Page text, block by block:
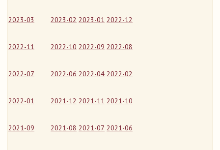
2023-03 2023-02 2023-01 2022-12
2022-11 2022-10 2022-09 2022-08
2022-07 2022-06 2022-04 2022-02
2022-01 2021-12 2021-11 2021-10
2021-09 2021-08 2021-07 2021-06